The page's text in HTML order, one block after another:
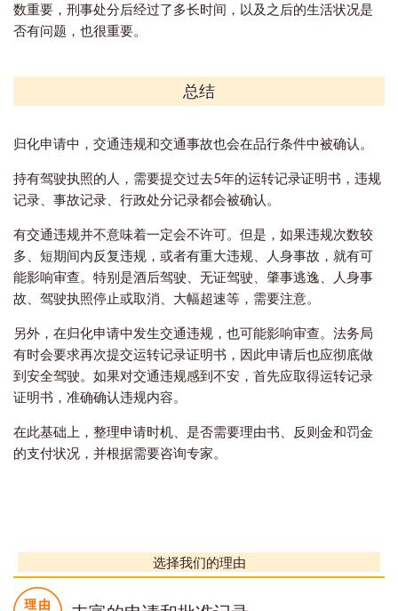
数重要，刑事处分后经过了多长时间，以及之后的生活状况是
否有问题，也很重要。
总结
归化申请中，交通违规和交通事故也会在品行条件中被确认。
持有驾驶执照的人，需要提交过去5年的运转记录证明书，违规
记录、事故记录、行政处分记录都会被确认。
有交通违规并不意味着一定会不许可。但是，如果违规次数较
多、短期间内反复违规，或者有重大违规、人身事故，就有可
能影响审查。特别是酒后驾驶、无证驾驶、肇事逃逸、人身事
故、驾驶执照停止或取消、大幅超速等，需要注意。
另外，在归化申请中发生交通违规，也可能影响审查。法务局
有时会要求再次提交运转记录证明书，因此申请后也应彻底做
到安全驾驶。如果对交通违规感到不安，首先应取得运转记录
证明书，准确确认违规内容。
在此基础上，整理申请时机、是否需要理由书、反则金和罚金
的支付状况，并根据需要咨询专家。
选择我们的理由